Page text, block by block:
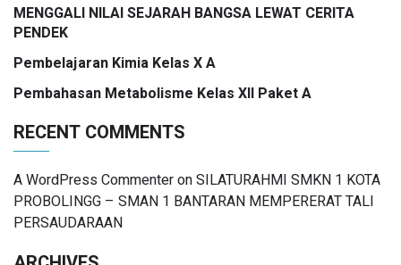
MENGGALI NILAI SEJARAH BANGSA LEWAT CERITA
PENDEK
Pembelajaran Kimia Kelas X A
Pembahasan Metabolisme Kelas XII Paket A
RECENT COMMENTS
A WordPress CommenteronSILATURAHMI SMKN 1 KOTA
PROBOLINGG – SMAN 1 BANTARAN MEMPERERAT TALI
PERSAUDARAAN